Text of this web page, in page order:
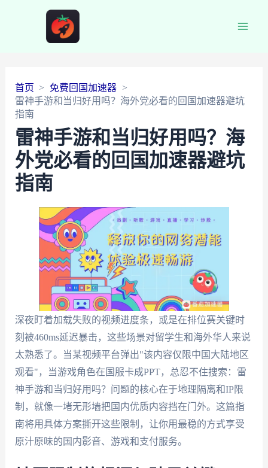
首页
免费回国加速器
雷神手游和当归好用吗？海外党必看的回国加速器避坑
指南
雷神手游和当归好用吗？海
外党必看的回国加速器避坑
指南
深夜盯着加载失败的视频进度条，或是在排位赛关键时
刻被460ms延迟暴击，这些场景对留学生和海外华人来说
太熟悉了。当某视频平台弹出"该内容仅限中国大陆地区
观看"，当游戏角色在国服卡成PPT，总忍不住搜索：雷
神手游和当归好用吗？问题的核心在于地理隔离和IP限
制，就像一堵无形墙把国内优质内容挡在门外。这篇指
南将用具体方案撕开这些限制，让你用最稳的方式享受
原汁原味的国内影音、游戏和支付服务。